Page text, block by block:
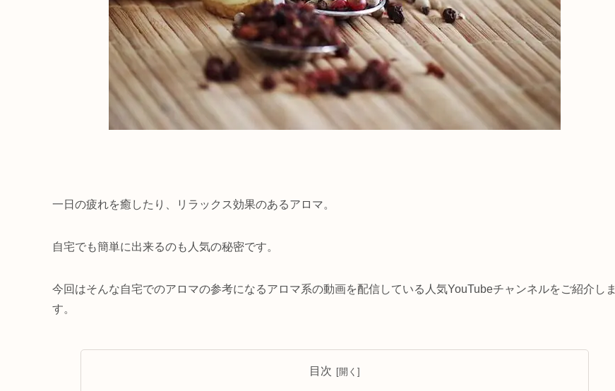
一日の疲れを癒したり、リラックス効果のあるアロマ。
自宅でも簡単に出来るのも人気の秘密です。
今回はそんな自宅でのアロマの参考になるアロマ系の動画を配信している人気YouTubeチャンネルをご紹介しま
す。
目次